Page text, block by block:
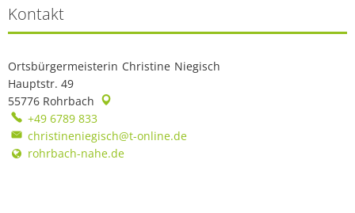
Kontakt
Ortsbürgermeisterin Christine Niegisch
Hauptstr. 49
55776 Rohrbach
+49 6789 833
christineniegisch@t-online.de
rohrbach-nahe.de